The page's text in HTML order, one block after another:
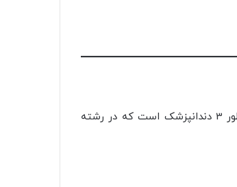
به طور کلی زمانی که درباره متخصص کامپوزیت دندان صحبت می شود منظور 3 دندانپزشک است که در رشته